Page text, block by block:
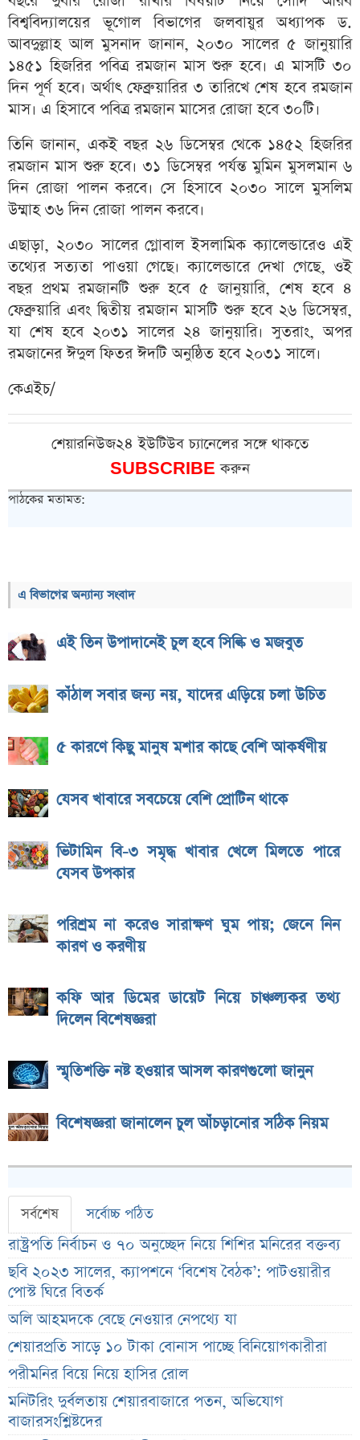
বিশ্ববিদ্যালয়ের ভূগোল বিভাগের জলবায়ুর অধ্যাপক ড.
আবদুল্লাহ আল মুসনাদ জানান, ২০৩০ সালের ৫ জানুয়ারি
১৪৫১ হিজরির পবিত্র রমজান মাস শুরু হবে। এ মাসটি ৩০
দিন পূর্ণ হবে। অর্থাৎ ফেব্রুয়ারির ৩ তারিখে শেষ হবে রমজান
মাস। এ হিসাবে পবিত্র রমজান মাসের রোজা হবে ৩০টি।
তিনি জানান, একই বছর ২৬ ডিসেম্বর থেকে ১৪৫২ হিজরির
রমজান মাস শুরু হবে। ৩১ ডিসেম্বর পর্যন্ত মুমিন মুসলমান ৬
দিন রোজা পালন করবে। সে হিসাবে ২০৩০ সালে মুসলিম
উম্মাহ ৩৬ দিন রোজা পালন করবে।
এছাড়া, ২০৩০ সালের গ্লোবাল ইসলামিক ক্যালেন্ডারেও এই
তথ্যের সত্যতা পাওয়া গেছে। ক্যালেন্ডারে দেখা গেছে, ওই
বছর প্রথম রমজানটি শুরু হবে ৫ জানুয়ারি, শেষ হবে ৪
ফেব্রুয়ারি এবং দ্বিতীয় রমজান মাসটি শুরু হবে ২৬ ডিসেম্বর,
যা শেষ হবে ২০৩১ সালের ২৪ জানুয়ারি। সুতরাং, অপর
রমজানের ঈদুল ফিতর ঈদটি অনুষ্ঠিত হবে ২০৩১ সালে।
কেএইচ/
শেয়ারনিউজ২৪ ইউটিউব চ্যানেলের সঙ্গে থাকতে
SUBSCRIBEকরুন
পাঠকের মতামত:
এ বিভাগের অন্যান্য সংবাদ
এই তিন উপাদানেই চুল হবে সিল্কি ও মজবুত
কাঁঠাল সবার জন্য নয়, যাদের এড়িয়ে চলা উচিত
৫ কারণে কিছু মানুষ মশার কাছে বেশি আকর্ষণীয়
যেসব খাবারে সবচেয়ে বেশি প্রোটিন থাকে
ভিটামিন বি-৩ সমৃদ্ধ খাবার খেলে মিলতে পারে
যেসব উপকার
পরিশ্রম না করেও সারাক্ষণ ঘুম পায়; জেনে নিন
কারণ ও করণীয়
কফি আর ডিমের ডায়েট নিয়ে চাঞ্চল্যকর তথ্য
দিলেন বিশেষজ্ঞরা
স্মৃতিশক্তি নষ্ট হওয়ার আসল কারণগুলো জানুন
বিশেষজ্ঞরা জানালেন চুল আঁচড়ানোর সঠিক নিয়ম
সর্বশেষ সর্বোচ্চ পঠিত
রাষ্ট্রপতি নির্বাচন ও ৭০ অনুচ্ছেদ নিয়ে শিশির মনিরের বক্তব্য
ছবি ২০২৩ সালের, ক্যাপশনে ‘বিশেষ বৈঠক’: পাটওয়ারীর
পোস্ট ঘিরে বিতর্ক
অলি আহমদকে বেছে নেওয়ার নেপথ্যে যা
শেয়ারপ্রতি সাড়ে ১০ টাকা বোনাস পাচ্ছে বিনিয়োগকারীরা
পরীমনির বিয়ে নিয়ে হাসির রোল
মনিটরিং দুর্বলতায় শেয়ারবাজারে পতন, অভিযোগ
বাজারসংশ্লিষ্টদের